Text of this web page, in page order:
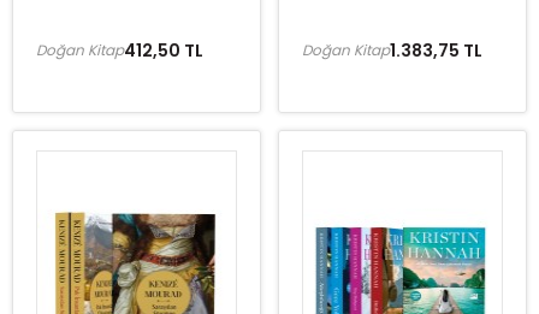
412,50 TL
Doğan Kitap 1.383,75 TL
Doğan Kitap